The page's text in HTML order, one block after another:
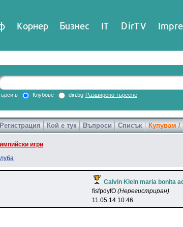
Корнер Бизнес IT DirTV
в Клубове diri.bg Разширено търсене
Регистрация Кой е тук Въпроси Списък Купувам
игри
Calvin Klein maria bonita
fisfpdyfO (Нерегистриран)
11.05.14 10:46